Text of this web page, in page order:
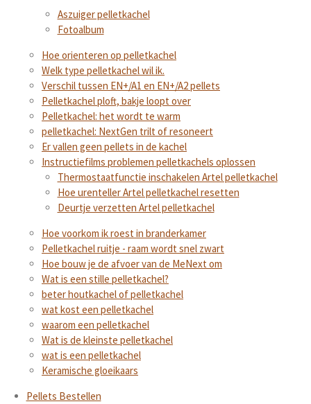
Aszuiger pelletkachel
Fotoalbum
Hoe orienteren op pelletkachel
Welk type pelletkachel wil ik.
Verschil tussen EN+/A1 en EN+/A2 pellets
Pelletkachel ploft, bakje loopt over
Pelletkachel: het wordt te warm
pelletkachel: NextGen trilt of resoneert
Er vallen geen pellets in de kachel
Instructiefilms problemen pelletkachels oplossen
Thermostaatfunctie inschakelen Artel pelletkachel
Hoe urenteller Artel pelletkachel resetten
Deurtje verzetten Artel pelletkachel
Hoe voorkom ik roest in branderkamer
Pelletkachel ruitje - raam wordt snel zwart
Hoe bouw je de afvoer van de MeNext om
Wat is een stille pelletkachel?
beter houtkachel of pelletkachel
wat kost een pelletkachel
waarom een pelletkachel
Wat is de kleinste pelletkachel
wat is een pelletkachel
Keramische gloeikaars
Pellets Bestellen